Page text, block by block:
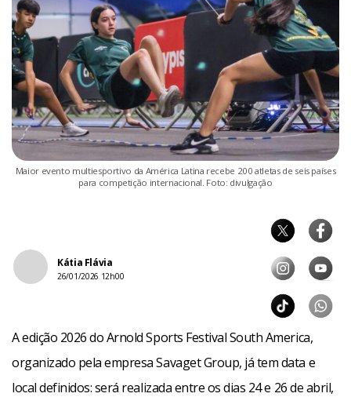
Maior evento multiesportivo da América Latina recebe 200 atletas de seis países
para competição internacional. Foto: divulgação
Kátia Flávia
26/01/2026 12h00
A edição 2026 do Arnold Sports Festival South America,
organizado pela empresa Savaget Group, já tem data e
local definidos: será realizada entre os dias 24 e 26 de abril,